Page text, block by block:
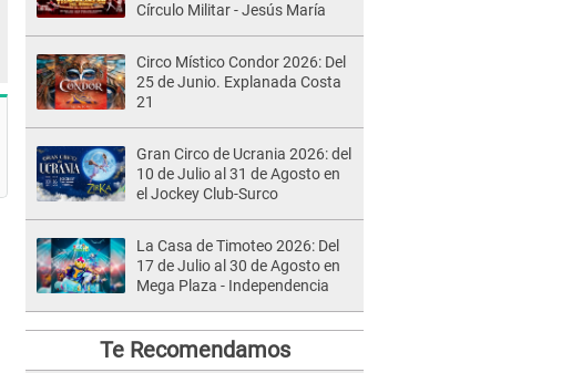
Círculo Militar - Jesús María
Circo Místico Condor 2026: Del
25 de Junio. Explanada Costa
21
Gran Circo de Ucrania 2026: del
10 de Julio al 31 de Agosto en
el Jockey Club-Surco
La Casa de Timoteo 2026: Del
17 de Julio al 30 de Agosto en
Mega Plaza - Independencia
Te Recomendamos